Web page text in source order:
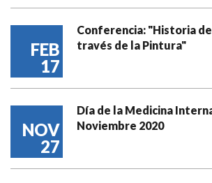
FEB
17
Conferencia: "Historia
través de la Pintura"
NOV
27
Día de la Medicina
Noviembre 2020